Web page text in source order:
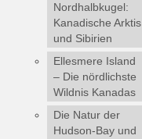
Nordhalbkugel:
Kanadische Arktis
und Sibirien
Ellesmere Island
– Die nördlichste
Wildnis Kanadas
Die Natur der
Hudson-Bay und